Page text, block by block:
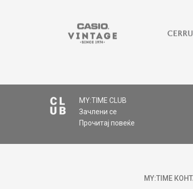
MY:TIME CLUB
Зачлени се
Прочитај повеќе
MY:TIME